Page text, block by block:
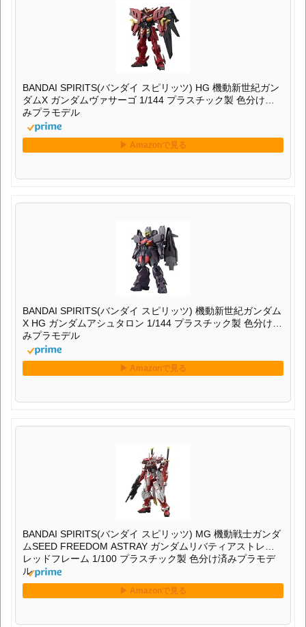
BANDAI SPIRITS(バンダイ スピリッツ) HG 機動新世紀ガン
ダムX ガンダムヴァサーゴ 1/144 プラスチック製 色分け済
みプラモデル
BANDAI SPIRITS(バンダイ スピリッツ) 機動新世紀ガンダム
X HG ガンダムアシュタロン 1/144 プラスチック製 色分け済
みプラモデル
BANDAI SPIRITS(バンダイ スピリッツ) MG 機動戦士ガンダ
ムSEED FREEDOM ASTRAY ガンダムリバティアストレイ
レッドフレーム 1/100 プラスチック製 色分け済みプラモデ
ル